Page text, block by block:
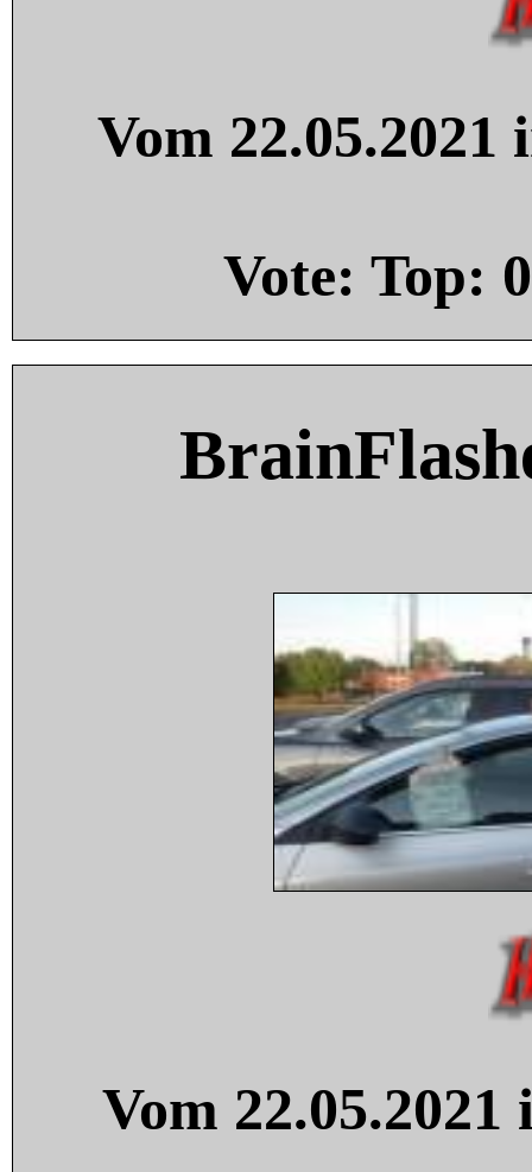
Vom
Vote: Top: 0
Vom